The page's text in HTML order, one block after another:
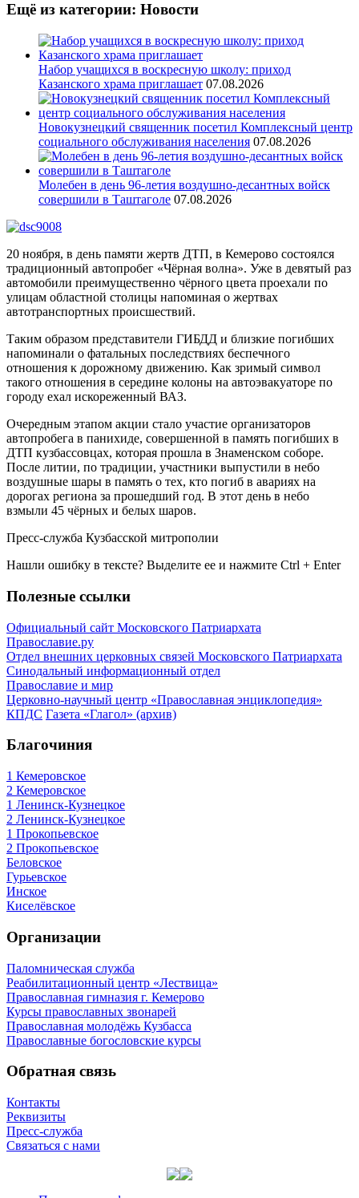
Ещё из категории: Новости
Набор учащихся в воскресную школу: приход
Казанского храма приглашает 07.08.2026
Новокузнецкий священник посетил Комплексный центр
социального обслуживания населения 07.08.2026
Молебен в день 96-летия воздушно-десантных войск
совершили в Таштаголе 07.08.2026
20 ноября, в день памяти жертв ДТП, в Кемерово состоялся
традиционный автопробег «Чёрная волна». Уже в девятый раз
автомобили преимущественно чёрного цвета проехали по
улицам областной столицы напоминая о жертвах
автотранспортных происшествий.
Таким образом представители ГИБДД и близкие погибших
напоминали о фатальных последствиях беспечного
отношения к дорожному движению. Как зримый символ
такого отношения в середине колоны на автоэвакуаторе по
городу ехал искореженный ВАЗ.
Очередным этапом акции стало участие организаторов
автопробега в панихиде, совершенной в память погибших в
ДТП кузбассовцах, которая прошла в Знаменском соборе.
После литии, по традиции, участники выпустили в небо
воздушные шары в память о тех, кто погиб в авариях на
дорогах региона за прошедший год. В этот день в небо
взмыли 45 чёрных и белых шаров.
Пресс-служба Кузбасской митрополии
Нашли ошибку в тексте? Выделите ее и нажмите Ctrl + Enter
Полезные ссылки
Официальный сайт Московского Патриархата
Православие.ру
Отдел внешних церковных связей Московского Патриархата
Синодальный информационный отдел
Православие и мир
Церковно-научный центр «Православная энциклопедия»
КПДС Газета «Глагол» (архив)
Благочиния
1 Кемеровское
2 Кемеровское
1 Ленинск-Кузнецкое
2 Ленинск-Кузнецкое
1 Прокопьевское
2 Прокопьевское
Беловское
Гурьевское
Инское
Киселёвское
Организации
Паломническая служба
Реабилитационный центр «Лествица»
Православная гимназия г. Кемерово
Курсы православных звонарей
Православная молодёжь Кузбасса
Православные богословские курсы
Обратная связь
Контакты
Реквизиты
Пресс-служба
Связаться с нами